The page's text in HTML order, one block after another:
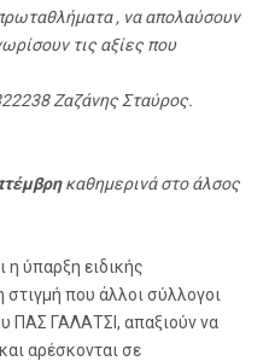
, να απολαύσουν
τις αξίες που
Ζαζάνης Σταύρος.
καθημερινά στο άλσος
η ύπαρξη ειδικής
που άλλοι σύλλογοι
ΠΑΣ ΓΑΛΑΤΣΙ, απαξιούν να
αρέσκονται σε